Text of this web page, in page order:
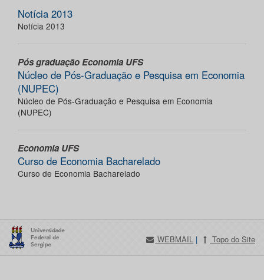
Notícia 2013
Notícia 2013
Pós graduação Economia UFS
Núcleo de Pós-Graduação e Pesquisa em Economia
(NUPEC)
Núcleo de Pós-Graduação e Pesquisa em Economia
(NUPEC)
Economia UFS
Curso de Economia Bacharelado
Curso de Economia Bacharelado
WEBMAIL | Topo do Site